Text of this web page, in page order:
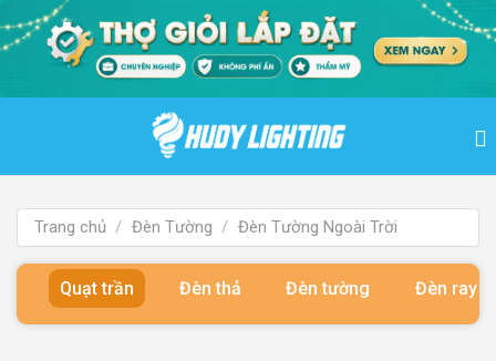
qua
Trang chủ / Đèn Tường / Đèn Tường Ngoài Trời
Quạt trần Đèn thả Đèn tường Đèn ray